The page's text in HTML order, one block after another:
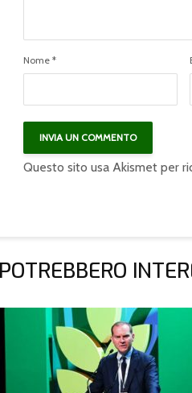
Nome *
Questo sito usa Akismet per